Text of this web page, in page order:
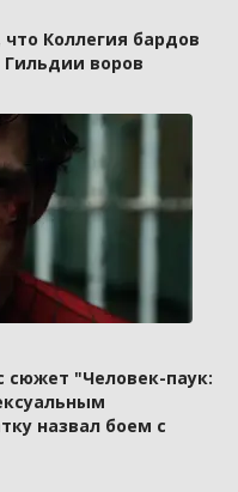
Коллегия бардов
воров
сюжет "Человек-паук:
назвал боем с